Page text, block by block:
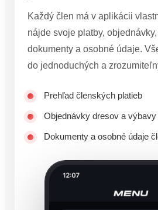
Každý člen má v aplikácii
nájde svoje platby,
dokumenty a osobné údaje.
do jednoduchých a
Prehľad členských platieb
Objednávky dresov a výbavy
Dokumenty a osobné údaje